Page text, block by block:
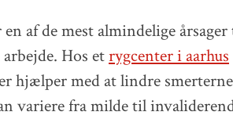
en af de mest almindelige
Hos etrygcenter i aarhus
hjælper med at lindre
variere fra milde til